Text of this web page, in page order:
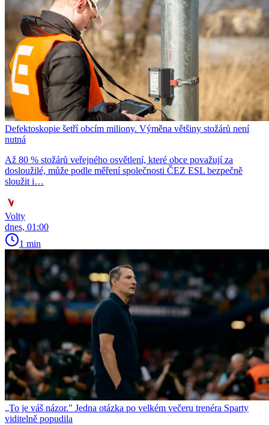
Defektoskopie šetří obcím miliony. Výměna většiny stožárů není
nutná
Až 80 % stožárů veřejného osvětlení, které obce považují za
dosloužilé, může podle měření společnosti ČEZ ESL bezpečně
sloužit i…
Volty
dnes, 01:00
1 min
„To je váš názor." Jedna otázka po velkém večeru trenéra Sparty
viditelně popudila